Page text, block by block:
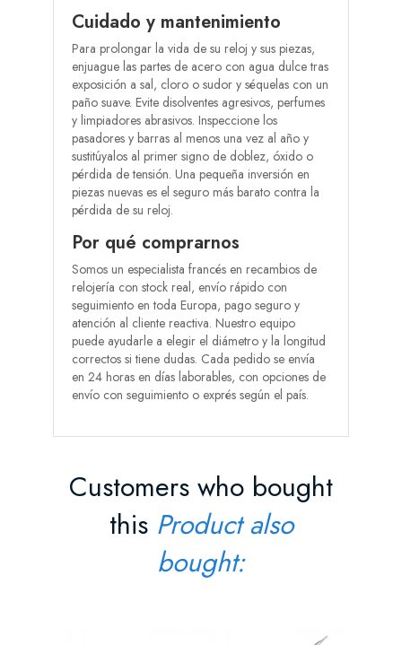
Cuidado y mantenimiento
Para prolongar la vida de su reloj y sus piezas,
enjuague las partes de acero con agua dulce tras
exposición a sal, cloro o sudor y séquelas con un
paño suave. Evite disolventes agresivos, perfumes
y limpiadores abrasivos. Inspeccione los
pasadores y barras al menos una vez al año y
sustitúyalos al primer signo de doblez, óxido o
pérdida de tensión. Una pequeña inversión en
piezas nuevas es el seguro más barato contra la
pérdida de su reloj.
Por qué comprarnos
Somos un especialista francés en recambios de
relojería con stock real, envío rápido con
seguimiento en toda Europa, pago seguro y
atención al cliente reactiva. Nuestro equipo
puede ayudarle a elegir el diámetro y la longitud
correctos si tiene dudas. Cada pedido se envía
en 24 horas en días laborables, con opciones de
envío con seguimiento o exprés según el país.
Customers who bought
this Product also
bought: